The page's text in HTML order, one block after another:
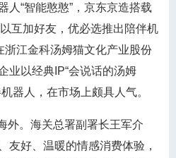
人“智能憨憨”，京东京造搭载
互加好友，优必选推出陪伴机
江金科汤姆猫文化产业股份
业以经典IP“会说话的汤姆
器人，在市场上颇具人气。
。海关总署副署长王军介
友好、温暖的情感消费体验，